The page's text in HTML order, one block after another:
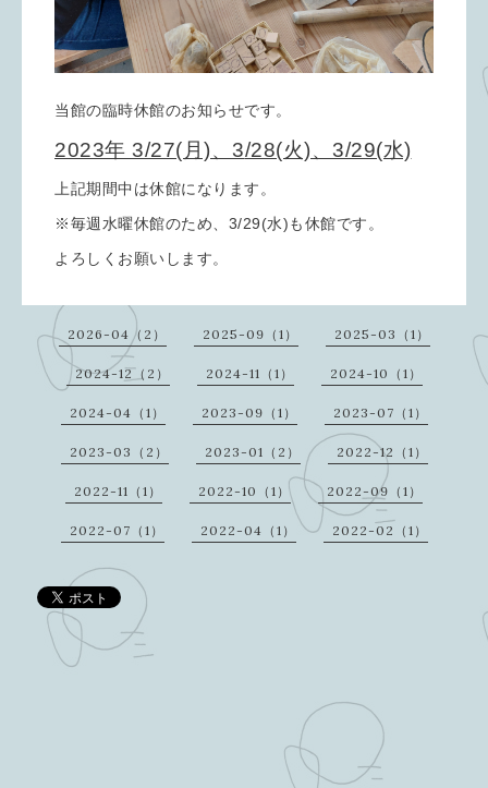
当館の臨時休館のお知らせです。
2023年 3/27(月)、3/28(火)、3/29(水)
上記期間中は休館になります。
※毎週水曜休館のため、3/29(水)も休館です。
よろしくお願いします。
2026-04（2） 2025-09（1） 2025-03（1）
2024-12（2） 2024-11（1） 2024-10（1）
2024-04（1） 2023-09（1） 2023-07（1）
2023-03（2） 2023-01（2） 2022-12（1）
2022-11（1） 2022-10（1） 2022-09（1）
2022-07（1） 2022-04（1） 2022-02（1）